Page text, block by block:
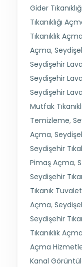
Gider
Tıkanıklığı
Tıkanıklık Açma
Açma,
Seydişehir
Seydişehir
Seydişehir
Mutfak
Temizleme,
Açma,
Seydişehir
Pimaş Açma,
Seydişehir
Tıkanık
Açma,
Seydişehir
Tıkanıklık
Açma
Kanal